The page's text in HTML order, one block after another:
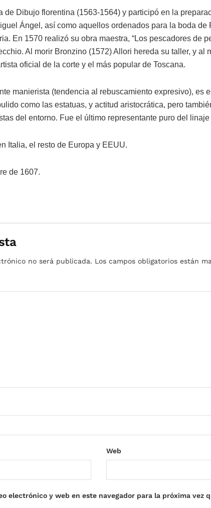
de Dibujo florentina (1563-1564) y participó en la
Ángel, así como aquellos ordenados para la boda de
En 1570 realizó su obra maestra, “Los pescadores de
Al morir Bronzino (1572) Allori hereda su taller, y al
oficial de la corte y el más popular de Toscana.
manierista (tendencia al rebuscamiento expresivo), es
como las estatuas, y actitud aristocrática, pero
del entorno. Fue el último representante puro del
Italia, el resto de Europa y EEUU.
de 1607.
no será publicada. Los campos obligatorios están
Web
electrónico y web en este navegador para la próxima vez